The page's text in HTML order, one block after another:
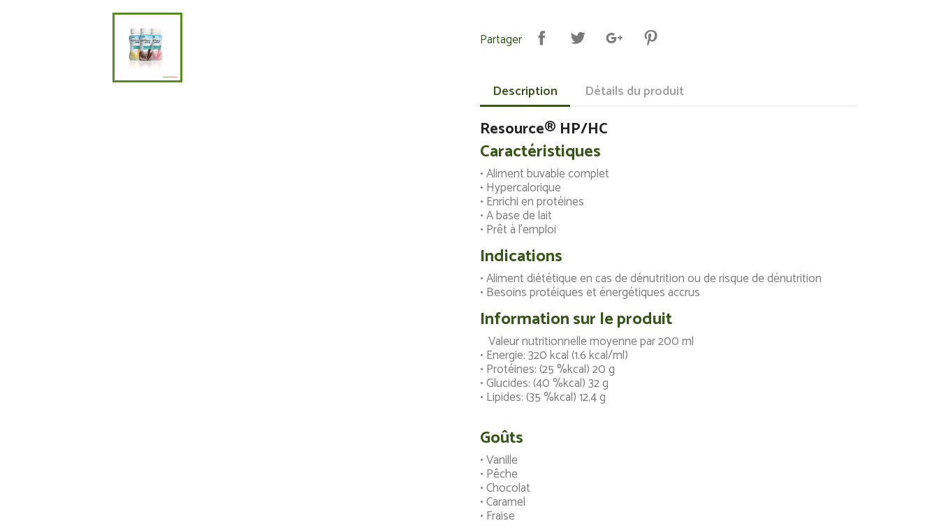
Partager
Description Détails du produit
Resource® HP/HC
Caractéristiques
• Aliment buvable complet
• Hypercalorique
• Enrichi en protéines
• A base de lait
• Prêt à l’emploi
Indications
• Aliment diététique en cas de dénutrition ou de risque de dénutrition
• Besoins protéiques et énergétiques accrus
Information sur le produit
Valeur nutritionnelle moyenne par 200 ml
• Energie: 320 kcal (1.6 kcal/ml)
• Protéines: (25 %kcal) 20 g
• Glucides: (40 %kcal) 32 g
• Lipides: (35 %kcal) 12.4 g
Goûts
• Vanille
• Pêche
• Chocolat
• Caramel
• Fraise